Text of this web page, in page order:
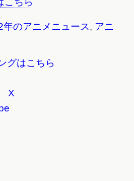
年のアニメニュース, アニ
グはこちら
X